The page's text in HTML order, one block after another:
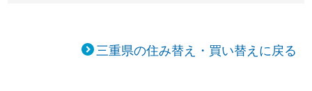
三重県の住み替え・買い替えに戻る